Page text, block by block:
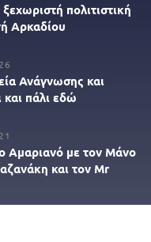
πολιτιστική
Αρκαδίου
Ανάγνωσης και
και πάλι εδώ
Αμαριανό με τον Μάνο
και τον Mr